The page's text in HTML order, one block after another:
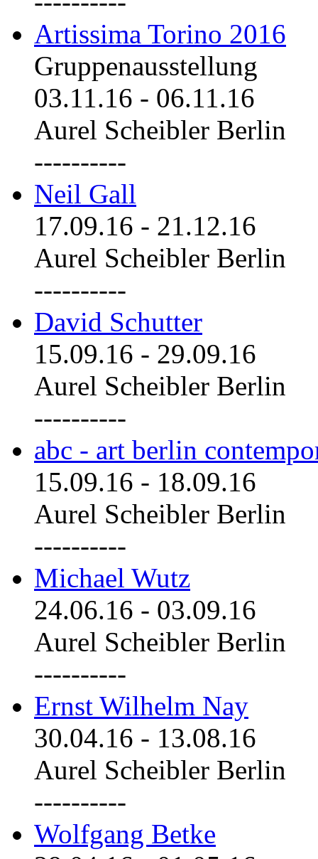
Artissima Torino 2016
Gruppenausstellung
03.11.16 - 06.11.16
Aurel Scheibler Berlin
----------
Neil Gall
17.09.16 - 21.12.16
Aurel Scheibler Berlin
----------
David Schutter
15.09.16 - 29.09.16
Aurel Scheibler Berlin
----------
abc - art berlin
15.09.16 - 18.09.16
Aurel Scheibler Berlin
----------
Michael Wutz
24.06.16 - 03.09.16
Aurel Scheibler Berlin
----------
Ernst Wilhelm Nay
30.04.16 - 13.08.16
Aurel Scheibler Berlin
----------
Wolfgang Betke